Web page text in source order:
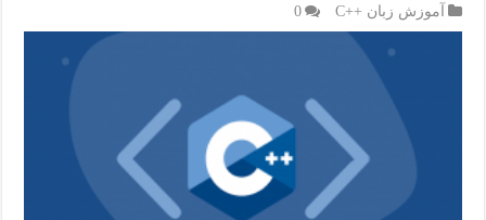
آموزش زبان ++C 0